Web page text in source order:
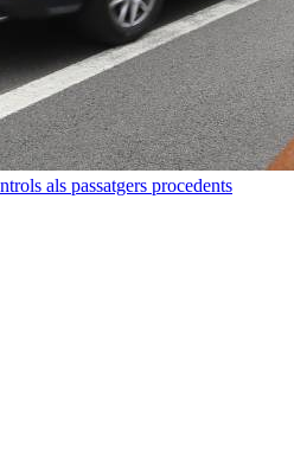
als passatgers procedents